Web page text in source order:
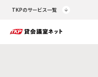
TKPのサービス一覧